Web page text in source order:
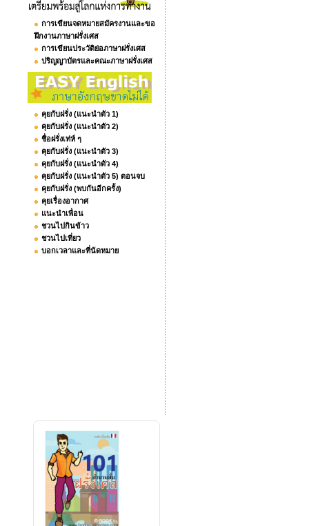
การเขียนจดหมายสมัครงานและขอ
ฝึกงานภาษาฝรั่งเศส
การเขียนประวัติย่อภาษาฝรั่งเศส
ปริญญาบัตรและคณะภาษาฝรั่งเศส
คุยกับฝรั่ง (แนะนำตัว 1)
คุยกับฝรั่ง (แนะนำตัว 2)
ชื่อฝรั่งเท่ห์ ๆ
คุยกับฝรั่ง (แนะนำตัว 3)
คุยกับฝรั่ง (แนะนำตัว 4)
คุยกับฝรั่ง (แนะนำตัว 5) ตอนจบ
คุยกับฝรั่ง (พบกันอีกครั้ง)
คุยเรื่องอากาศ
แนะนำเพื่อน
ชวนไปกินข้าว
ชวนไปเที่ยว
บอกเวลาและที่นัดหมาย